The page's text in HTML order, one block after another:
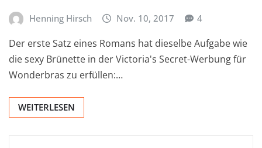
Henning Hirsch Nov. 10, 2017 4
Der erste Satz eines Romans hat dieselbe Aufgabe wie
die sexy Brünette in der Victoria's Secret-Werbung für
Wonderbras zu erfüllen:…
WEITERLESEN